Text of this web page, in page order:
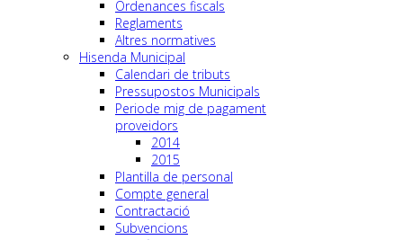
Ordenances fiscals
Reglaments
Altres normatives
Hisenda Municipal
Calendari de tributs
Pressupostos Municipals
Periode mig de pagament
proveidors
2014
2015
Plantilla de personal
Compte general
Contractació
Subvencions